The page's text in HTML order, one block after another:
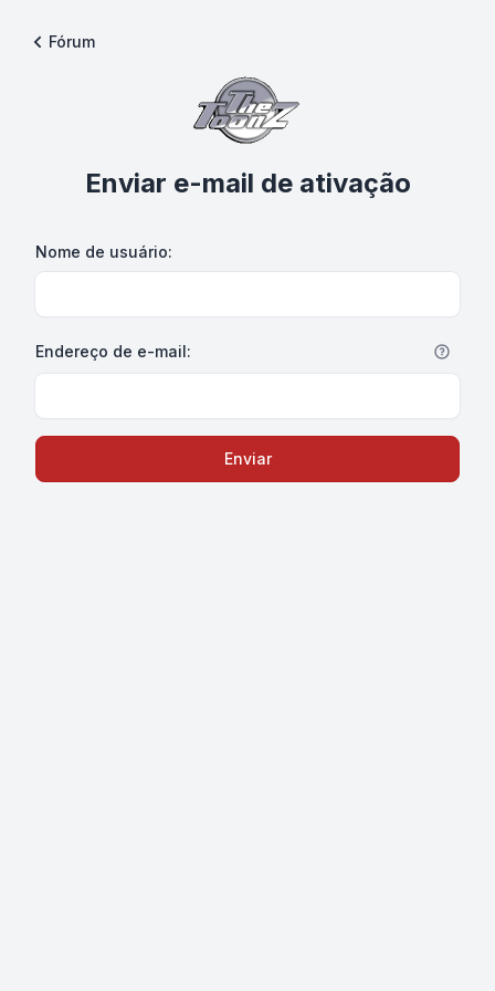
Fórum
Enviar e-mail de ativação
Nome de usuário:
Endereço de e-mail:
Enviar